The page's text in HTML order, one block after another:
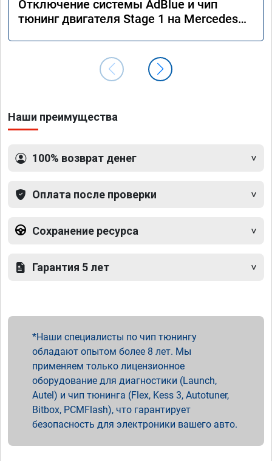
Отключение системы AdBlue и чип
тюнинг двигателя Stage 1 на Mercedes
Наши преимущества
100% возврат денег
Оплата после проверки
Сохранение ресурса
Гарантия 5 лет
Наши специалисты по чип тюнингу
обладают опытом более 8 лет. Мы
применяем только лицензионное
оборудование для диагностики (Launch,
Autel) и чип тюнинга (Flex, Kess 3, Autotuner,
Bitbox, PCMFlash), что гарантирует
безопасность для электроники вашего авто.